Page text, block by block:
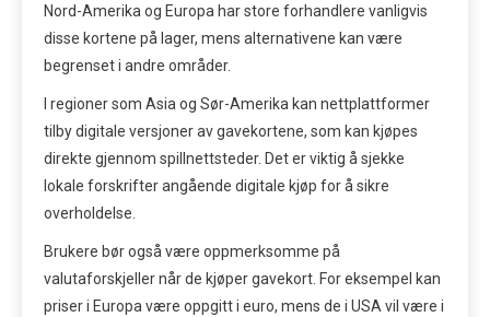
Nord-Amerika og Europa har store forhandlere vanligvis
disse kortene på lager, mens alternativene kan være
begrenset i andre områder.
I regioner som Asia og Sør-Amerika kan nettplattformer
tilby digitale versjoner av gavekortene, som kan kjøpes
direkte gjennom spillnettsteder. Det er viktig å sjekke
lokale forskrifter angående digitale kjøp for å sikre
overholdelse.
Brukere bør også være oppmerksomme på
valutaforskjeller når de kjøper gavekort. For eksempel kan
priser i Europa være oppgitt i euro, mens de i USA vil være i